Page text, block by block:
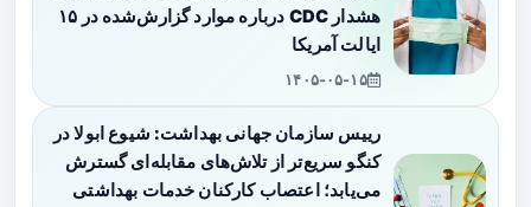
هشدار CDC درباره موارد گزارش‌شده در ۱۵
ایالت آمریکا
۱۴۰۵-۰۵-۱۵
رییس سازمان جهانی بهداشت: شیوع ابولا در
کنگو سریع‌تر از تلاش‌های مقابله‌ای گسترش
می‌یابد؛ اعتصاب کارکنان خدمات بهداشتی